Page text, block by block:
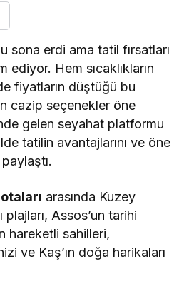
sona erdi ama tatil fırsatları
ediyor. Hem sıcaklıkların
fiyatların düştüğü bu
cazip seçenekler öne
gelen seyahat platformu
tatilin avantajlarını ve öne
arasında Kuzey
plajları, Assos’un tarihi
hareketli sahilleri,
ve Kaş’ın doğa harikaları